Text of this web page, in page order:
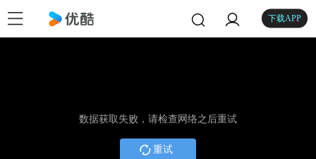
下载APP
数据获取失败，请检查网络之后重试
重试